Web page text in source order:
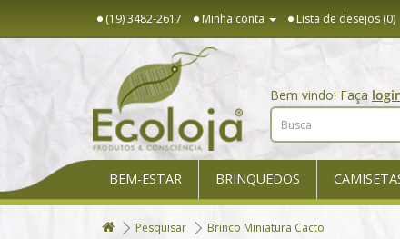
(19) 3482-2617 Minha conta Lista de desejos (0)
Bem vindo! Faça
BEM-ESTAR BRINQUEDOS
Pesquisar Brinco Miniatura Cacto